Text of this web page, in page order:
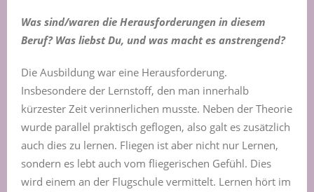
Was sind/waren die Herausforderungen in diesem
Beruf? Was liebst Du, und was macht es anstrengend?
Die Ausbildung war eine Herausforderung.
Insbesondere der Lernstoff, den man innerhalb
kürzester Zeit verinnerlichen musste. Neben der Theorie
wurde parallel praktisch geflogen, also galt es zusätzlich
auch dies zu lernen. Fliegen ist aber nicht nur Lernen,
sondern es lebt auch vom fliegerischen Gefühl. Dies
wird einem an der Flugschule vermittelt. Lernen hört im